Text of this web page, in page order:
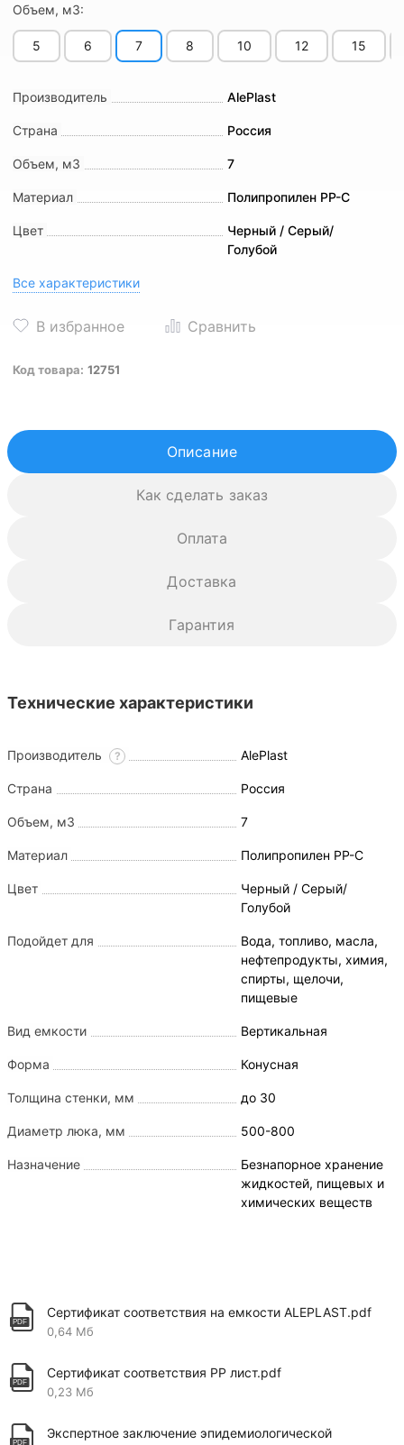
Объем, м3:
5 6 7 8 10 12 15
Производитель AlePlast
Страна Россия
Объем, м3 7
Материал Полипропилен PP-C
Цвет
Черный / Серый/
Голубой
Все характеристики
Код товара: 12751
Описание
Как сделать заказ
Оплата
Доставка
Гарантия
Технические характеристики
Производитель ? AlePlast
Страна Россия
Объем, м3 7
Материал Полипропилен PP-C
Цвет
Черный / Серый/
Голубой
Подойдет для
Вода, топливо, масла,
нефтепродукты, химия,
спирты, щелочи,
пищевые
Вид емкости Вертикальная
Форма Конусная
Толщина стенки, мм до 30
Диаметр люка, мм 500-800
Назначение
Безнапорное хранение
жидкостей, пищевых и
химических веществ
Сертификат соответствия на емкости ALEPLAST.pdf
0,64 Мб
Сертификат соответствия PP лист.pdf
0,23 Мб
Экспертное заключение эпидемиологической